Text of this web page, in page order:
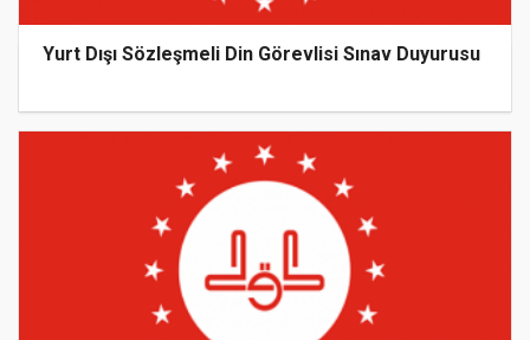
Yurt Dışı Sözleşmeli Din Görevlisi Sınav Duyurusu